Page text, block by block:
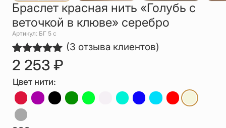
Браслет красная нить «Голубь с
веточкой в клюве» серебро
Артикул: БГ 5 с
Рейтинг
5.00из 5
на основе
опроса
3
пользователей
(3 отзыва клиентов)
2 253 ₽
Цвет нити: